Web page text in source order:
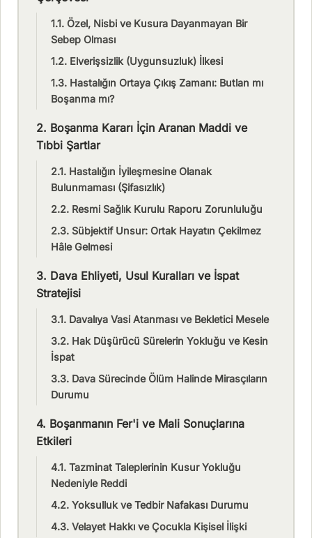
1.1. Özel, Nisbi ve Kusura Dayanmayan Bir
Sebep Olması
1.2. Elverişsizlik (Uygunsuzluk) İlkesi
1.3. Hastalığın Ortaya Çıkış Zamanı: Butlan mı
Boşanma mı?
2. Boşanma Kararı İçin Aranan Maddi ve
Tıbbi Şartlar
2.1. Hastalığın İyileşmesine Olanak
Bulunmaması (Şifasızlık)
2.2. Resmi Sağlık Kurulu Raporu Zorunluluğu
2.3. Sübjektif Unsur: Ortak Hayatın Çekilmez
Hâle Gelmesi
3. Dava Ehliyeti, Usul Kuralları ve İspat
Stratejisi
3.1. Davalıya Vasi Atanması ve Bekletici Mesele
3.2. Hak Düşürücü Sürelerin Yokluğu ve Kesin
İspat
3.3. Dava Sürecinde Ölüm Halinde Mirasçıların
Durumu
4. Boşanmanın Fer'i ve Mali Sonuçlarına
Etkileri
4.1. Tazminat Taleplerinin Kusur Yokluğu
Nedeniyle Reddi
4.2. Yoksulluk ve Tedbir Nafakası Durumu
4.3. Velayet Hakkı ve Çocukla Kişisel İlişki